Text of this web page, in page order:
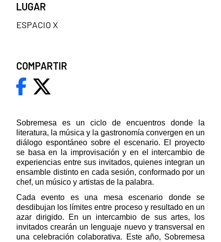
Sobremesa es un ciclo de encuentros donde la
literatura, la música y la gastronomía convergen en un
diálogo espontáneo sobre el escenario. El proyecto
se basa en la improvisación y en el intercambio de
experiencias entre sus invitados, quienes integran un
ensamble distinto en cada sesión, conformado por un
chef, un músico y artistas de la palabra.
Cada evento es una mesa escenario donde se
desdibujan los límites entre proceso y resultado en un
azar dirigido. En un intercambio de sus artes, los
invitados crearán un lenguaje nuevo y transversal en
una celebración colaborativa. Este año, Sobremesa
LUGAR
ESPACIO X
COMPARTIR